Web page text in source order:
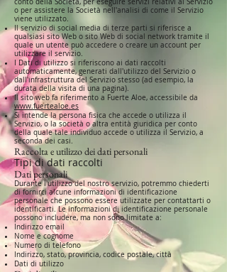
o per assistere la Società nell'analisi di come il Servizio
viene utilizzato.
Il servizio di social media di terze parti si riferisce a
qualsiasi sito Web o sito Web di social network tramite il
quale un utente può accedere o creare un account per
utilizzare il servizio.
I Dati di utilizzo si riferiscono ai dati raccolti
automaticamente, generati dall'utilizzo del Servizio o
dall'infrastruttura del Servizio stesso (ad esempio, la
durata della visita di una pagina).
Il sito web fa riferimento a Fuerte Aloe, accessibile da
www.fuertealoe.es
Si intende la persona fisica che accede o utilizza il
Servizio, o la società o altra entità giuridica per conto
della quale tale individuo accede o utilizza il Servizio, a
seconda dei casi.
Raccolta e utilizzo dei dati personali
Tipi di dati raccolti
Dati personali
Durante l'utilizzo del nostro servizio, potremmo chiederti
di fornirci alcune informazioni di identificazione
personale che possono essere utilizzate per contattarti o
identificarti. Le informazioni di identificazione personale
possono includere, ma non sono limitate a:
Indirizzo email
Nome e cognome
Numero di telefono
Indirizzo, stato, provincia, codice postale, città
Dati di utilizzo